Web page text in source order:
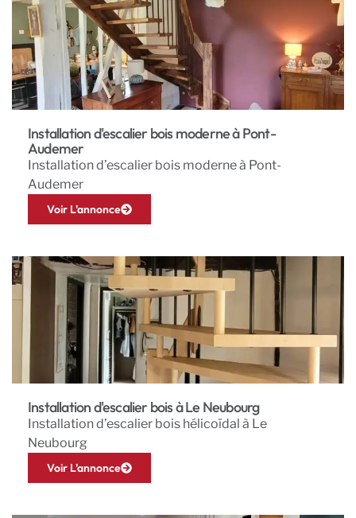
Installation d'escalier bois moderne à Pont-
Audemer
Installation d’escalier bois moderne à Pont-
Audemer
Voir L'annonce
Installation d'escalier bois à Le Neubourg
Installation d’escalier bois hélicoïdal à Le
Neubourg
Voir L'annonce